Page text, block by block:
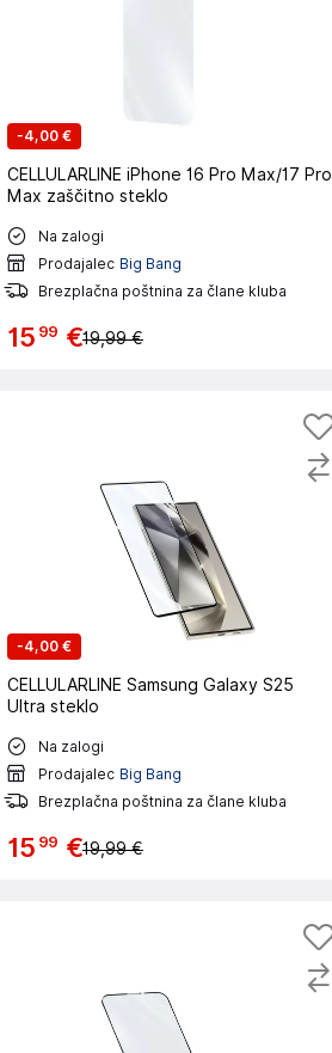
-4,00 €
CELLULARLINE iPhone 16 Pro Max/17 Pro
Max zaščitno steklo
Na zalogi
Prodajalec Big Bang
Brezplačna poštnina za člane kluba
15 99 €19,99 €
-4,00 €
CELLULARLINE Samsung Galaxy S25
Ultra steklo
Na zalogi
Prodajalec Big Bang
Brezplačna poštnina za člane kluba
15 99 €19,99 €